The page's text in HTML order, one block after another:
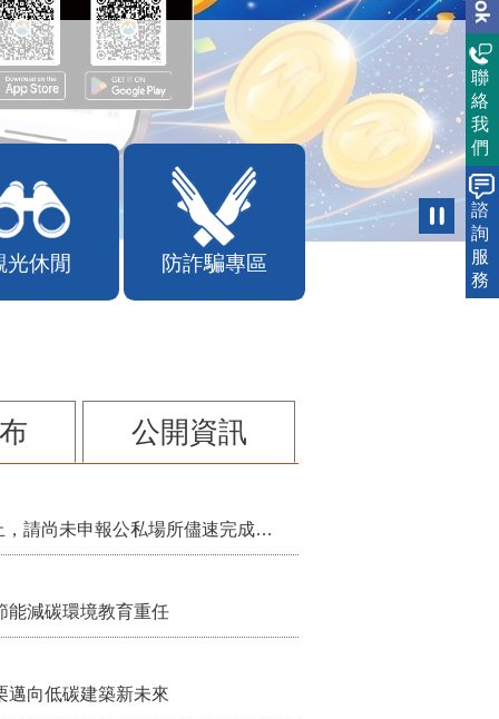
光休閒 防詐騙專區
公開資訊
115年第2季固定源空污費申報已於7月底截止，請尚未申報公私場所儘速完成申繳，以免面臨滯納金及罰鍰!
減碳環境教育重任
向低碳建築新未來
聯
絡
我
們
諮
詢
服
務